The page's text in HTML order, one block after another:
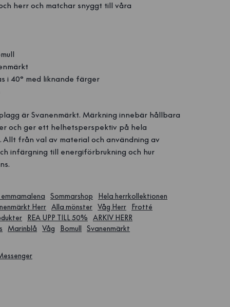
herr och matchar snyggt till våra
i 40° med liknande färger
är Svanenmärkt. Märkning innebär hållbara
och ger ett helhetsperspektiv på hela
Allt från val av material och användning av
infärgning till energiförbrukning och hur
Sommarshop
Hela herrkollektionen
Herr Alla mönster Våg Herr
Frotté
REA UPP TILL 50%
ARKIV HERR
Marinblå Våg Bomull Svanenmärkt